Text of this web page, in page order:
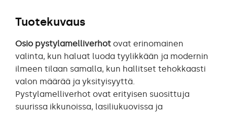
Tuotekuvaus
Osio pystylamelliverhot ovat erinomainen
valinta, kun haluat luoda tyylikkään ja modernin
ilmeen tilaan samalla, kun hallitset tehokkaasti
valon määrää ja yksityisyyttä.
Pystylamelliverhot ovat erityisen suosittuja
suurissa ikkunoissa, lasiliukuovissa ja